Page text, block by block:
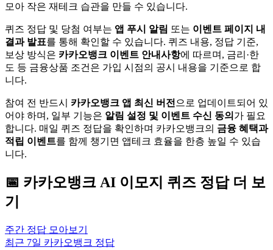
모아 작은 재테크 습관을 만들 수 있습니다.
퀴즈 정답 및 당첨 여부는 앱 푸시 알림 또는 이벤트 페이지 내
결과 발표를 통해 확인할 수 있습니다. 퀴즈 내용, 정답 기준,
보상 방식은 카카오뱅크 이벤트 안내사항에 따르며, 금리·한
도 등 금융상품 조건은 가입 시점의 공시 내용을 기준으로 합
니다.
참여 전 반드시 카카오뱅크 앱 최신 버전 으로 업데이트되어 있
어야 하며, 일부 기능은 알림 설정 및 이벤트 수신 동의 가 필요
합니다. 매일 퀴즈 정답을 확인하며 카카오뱅크의 금융 혜택과
적립 이벤트를 함께 챙기면 앱테크 효율을 한층 높일 수 있습
니다.
📅 카카오뱅크 AI 이모지 퀴즈 정답 더 보
기
주간 정답 모아보기
최근 7일 카카오뱅크 정답